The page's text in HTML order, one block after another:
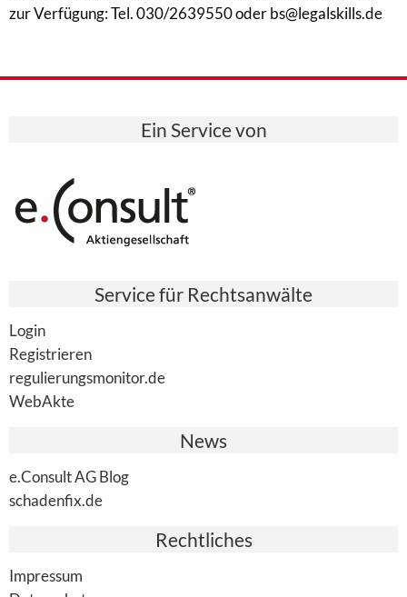
zur Verfügung: Tel. 030/2639550 oder bs@legalskills.de
Ein Service von
Service für Rechtsanwälte
Login
Registrieren
regulierungsmonitor.de
WebAkte
News
e.Consult AG Blog
schadenfix.de
Rechtliches
Impressum